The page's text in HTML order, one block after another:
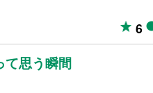
6
て思う瞬間